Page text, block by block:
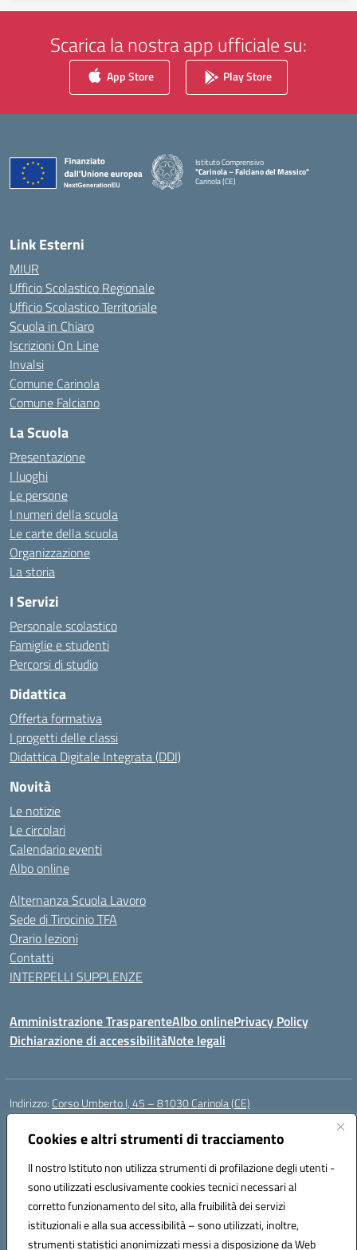
Cookies e altri strumenti di tracciamento
Il nostro Istituto non utilizza strumenti di profilazione degli utenti -
sono utilizzati esclusivamente cookies tecnici necessari al
corretto funzionamento del sito, alla fruibilità dei servizi
istituzionali e alla sua accessibilità – sono utilizzati, inoltre,
strumenti statistici anonimizzati messi a disposizione da Web
Scarica la nostra app ufficiale su:
App Store Play Store
Istituto Comprensivo
"Carinola – Falciano del Massico"
Carinola (CE)
Link Esterni
MIUR
Ufficio Scolastico Regionale
Ufficio Scolastico Territoriale
Scuola in Chiaro
Iscrizioni On Line
Invalsi
Comune Carinola
Comune Falciano
La Scuola
Presentazione
I luoghi
Le persone
I numeri della scuola
Le carte della scuola
Organizzazione
La storia
I Servizi
Personale scolastico
Famiglie e studenti
Percorsi di studio
Didattica
Offerta formativa
I progetti delle classi
Didattica Digitale Integrata (DDI)
Novità
Le notizie
Le circolari
Calendario eventi
Albo online
Alternanza Scuola Lavoro
Sede di Tirocinio TFA
Orario lezioni
Contatti
INTERPELLI SUPPLENZE
Amministrazione TrasparenteAlbo onlinePrivacy Policy
Dichiarazione di accessibilitàNote legali
Indirizzo: Corso Umberto I, 45 – 81030 Carinola (CE)
Centralino:
Posta elettronica certificata (PEC):ceic88700p@pec.istruzione.it
Codice fiscale: 95014250617
Codice meccanografico:CEIC88700P
Codice Indice delle Pubbliche Amministrazioni (IPA): istsc_ceic88700p
Codice unico di fatturazione (CUF): UFBPW4